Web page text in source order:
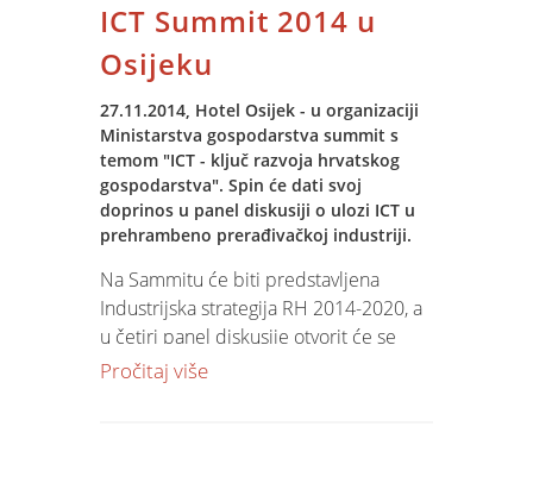
ICT Summit 2014 u
Osijeku
27.11.2014, Hotel Osijek - u organizaciji
Ministarstva gospodarstva summit s
temom "ICT - ključ razvoja hrvatskog
gospodarstva". Spin će dati svoj
doprinos u panel diskusiji o ulozi ICT u
prehrambeno prerađivačkoj industriji.
Na Sammitu će biti predstavljena
Industrijska strategija RH 2014-2020, a
u četiri panel diskusije otvorit će se
diskusija o ulozi ICT u pojedinim
Pročitaj više